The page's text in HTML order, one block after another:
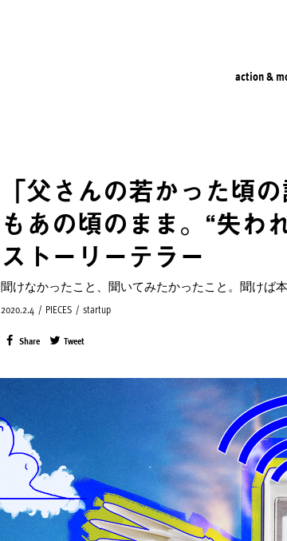
action &
「父さんの若かった頃
もあの頃のまま。“失わ
ストーリーテラー
聞けなかったこと、聞いてみたかったこと。聞けば
2020.2.4 / PIECES / startup
Share Tweet